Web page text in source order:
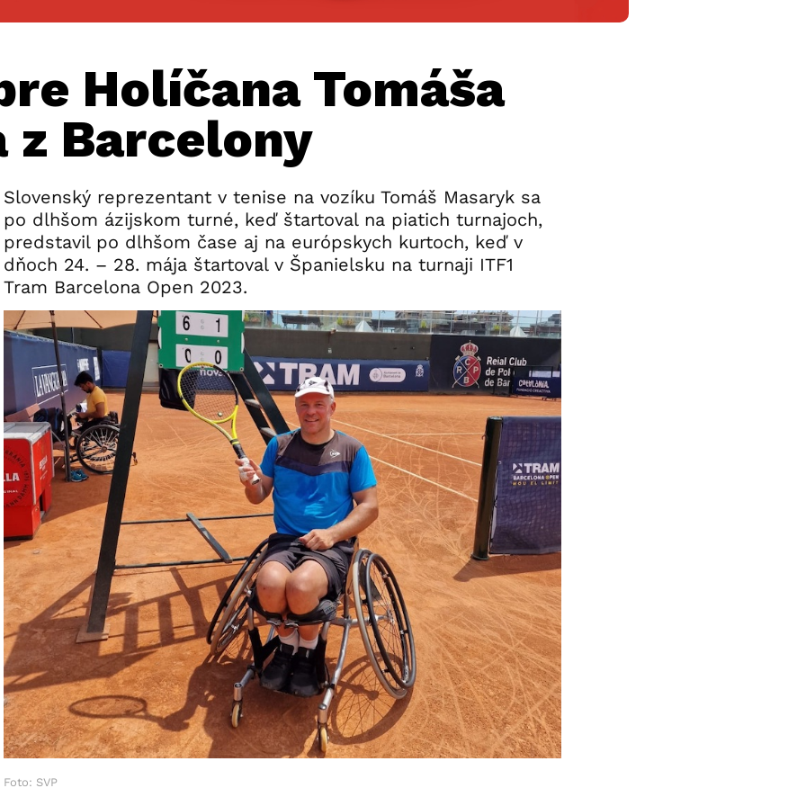
Holíčana Tomáša
z Barcelony
Slovenský reprezentant v tenise na vozíku Tomáš Masaryk sa
po dlhšom ázijskom turné, keď štartoval na piatich turnajoch,
predstavil po dlhšom čase aj na európskych kurtoch, keď v
dňoch 24. – 28. mája štartoval v Španielsku na turnaji ITF1
Tram Barcelona Open 2023.
Foto: SVP